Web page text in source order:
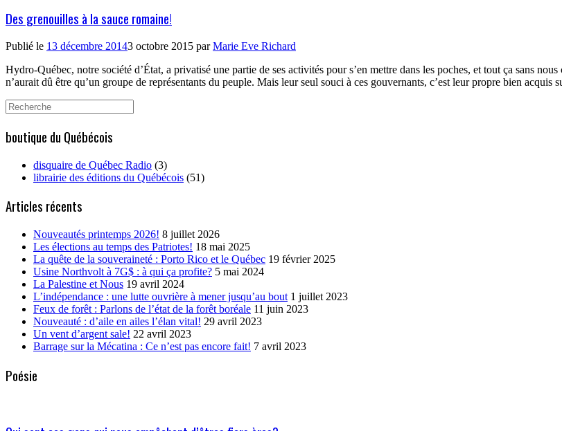
Des grenouilles à la sauce romaine!
Publié le 13 décembre 20143 octobre 2015 parMarie Eve Richard
Hydro-Québec, notre société d’État, a privatisé une partie de ses activités pour s’en mettre dans les poches, et tout ça sans
n’aurait dû être qu’un groupe de représentants du peuple. Mais leur seul souci à ces gouvernants, c’est leur propre bien acquis
Search
for:
boutique du Québécois
disquaire de Québec Radio (3)
librairie des éditions du Québécois (51)
Articles récents
Nouveautés printemps 2026! 8 juillet 2026
Les élections au temps des Patriotes! 18 mai 2025
La quête de la souveraineté : Porto Rico et le Québec 19 février 2025
Usine Northvolt à 7G$ : à qui ça profite? 5 mai 2024
La Palestine et Nous 19 avril 2024
L’indépendance : une lutte ouvrière à mener jusqu’au bout 1 juillet 2023
Feux de forêt : Parlons de l’état de la forêt boréale 11 juin 2023
Nouveauté : d’aile en ailes l’élan vital! 29 avril 2023
Un vent d’argent sale! 22 avril 2023
Barrage sur la Mécatina : Ce n’est pas encore fait! 7 avril 2023
Poésie